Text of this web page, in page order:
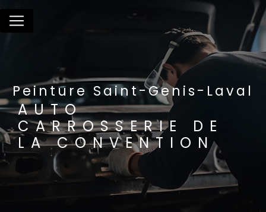
Peinture Saint-Genis-Laval
AUTO
CARROSSERIE DE
LA CONVENTION
Panneau de gestion des cookies